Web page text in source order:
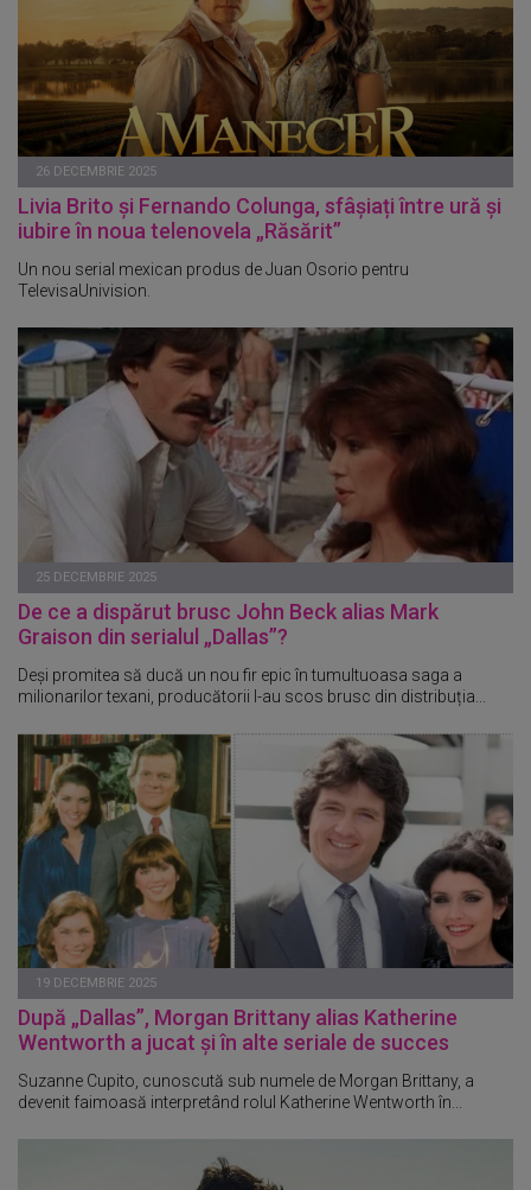
26 DECEMBRIE 2025
Livia Brito și Fernando Colunga, sfâșiați între ură și
iubire în noua telenovela „Răsărit”
Un nou serial mexican produs de Juan Osorio pentru
TelevisaUnivision.
25 DECEMBRIE 2025
De ce a dispărut brusc John Beck alias Mark
Graison din serialul „Dallas”?
Deși promitea să ducă un nou fir epic în tumultuoasa saga a
milionarilor texani, producătorii l-au scos brusc din distribuția...
19 DECEMBRIE 2025
După „Dallas”, Morgan Brittany alias Katherine
Wentworth a jucat și în alte seriale de succes
Suzanne Cupito, cunoscută sub numele de Morgan Brittany, a
devenit faimoasă interpretând rolul Katherine Wentworth în...